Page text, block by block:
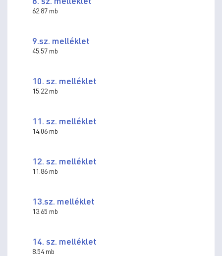
62.87 mb
9.sz. melléklet
45.57 mb
10. sz. melléklet
15.22 mb
11. sz. melléklet
14.06 mb
12. sz. melléklet
11.86 mb
13.sz. melléklet
13.65 mb
14. sz. melléklet
8.54 mb